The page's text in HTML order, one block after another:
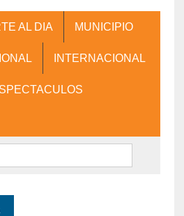
AL DIA MUNICIPIO
INTERNACIONAL